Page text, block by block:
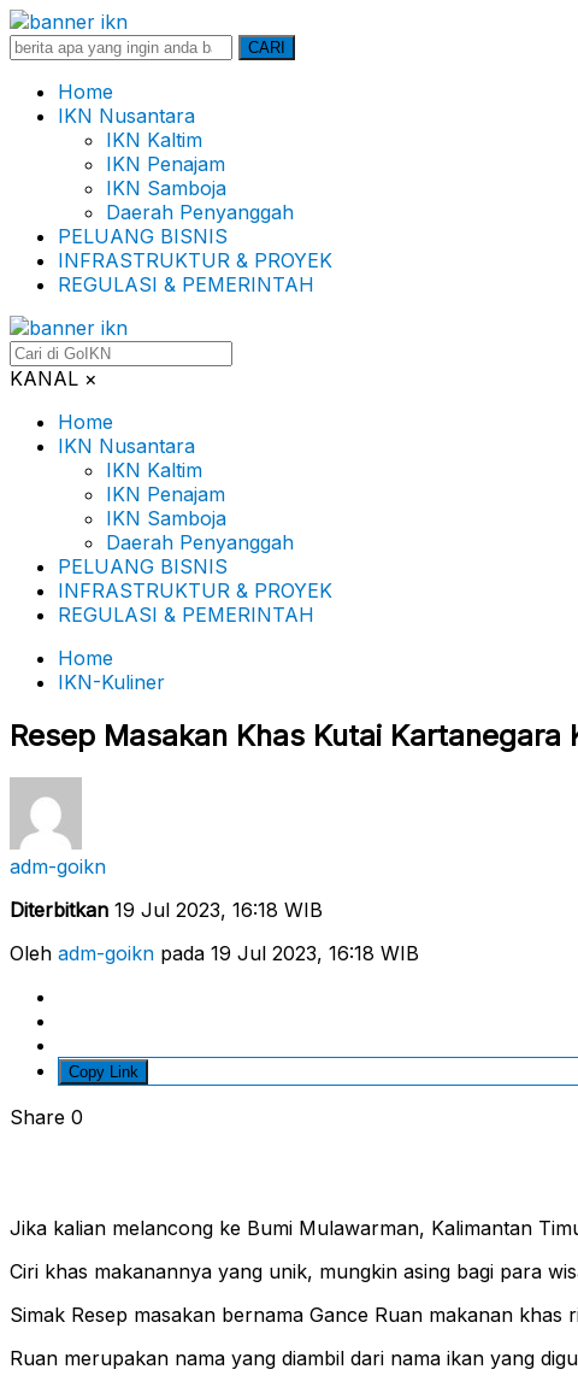
Search
CARI
Home
IKN Nusantara
IKN Kaltim
IKN Penajam
IKN Samboja
Daerah Penyanggah
PELUANG BISNIS
INFRASTRUKTUR & PROYEK
REGULASI & PEMERINTAH
KANAL ×
Home
IKN Nusantara
IKN Kaltim
IKN Penajam
IKN Samboja
Daerah Penyanggah
PELUANG BISNIS
INFRASTRUKTUR & PROYEK
REGULASI & PEMERINTAH
Home
IKN-Kuliner
Resep Masakan Khas Kutai
adm-goikn
Diterbitkan 19 Jul 2023, 16:18 WIB
Oleh adm-goikn pada 19 Jul 2023, 16:18 WIB
Copy Link
Share 0
Jika kalian melancong ke Bumi Mulawarman, Kalimantan
Ciri khas makanannya yang unik, mungkin asing bagi para
Simak Resep masakan bernama Gance Ruan makanan khas
Ruan merupakan nama yang diambil dari nama ikan yang